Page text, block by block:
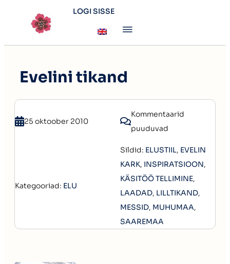
LOGI SISSE
Evelini tikand
25 oktoober 2010
Kommentaarid
puuduvad
Kategooriad: ELU
Sildid: ELUSTIIL, EVELIN
KARK, INSPIRATSIOON,
KÄSITÖÖ TELLIMINE,
LAADAD, LILLTIKAND,
MESSID, MUHUMAA,
SAAREMAA